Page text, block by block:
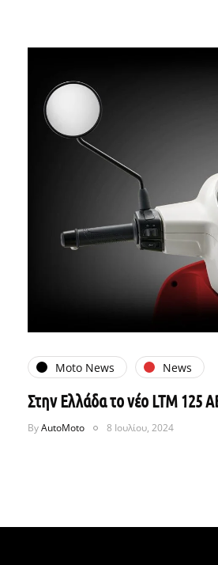
Moto News News
Στην Ελλάδα το νέο LTM 125
ByAutoMoto 8 Ιουλίου, 2024